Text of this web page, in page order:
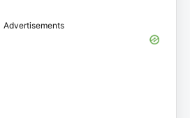
Advertisements